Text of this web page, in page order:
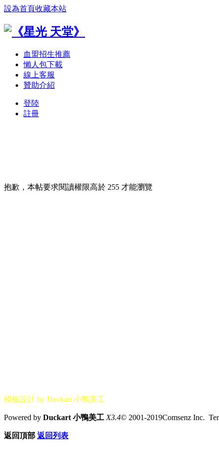
設為首頁收藏本站
血盟招生推薦
懶人包下載
線上客服
贊助介紹
登陸
註冊
抱歉，本帖要求閱讀權限高於 255 才能瀏覽
模板設計 by Duckart 小鴨美工
Powered by Duckart 小鴨美工 X3.4© 2001-2019Comsenz Inc.
返回頂部 返回列表